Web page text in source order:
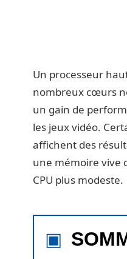
Un processeur
nombreux cœurs
un gain de
les jeux vidéo.
affichent des
une mémoire vive
CPU plus modeste.